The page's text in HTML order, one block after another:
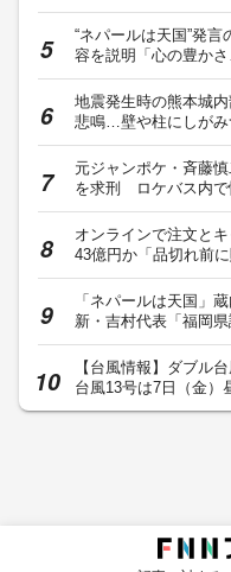
“ネパールは天国”発
容を説明「心の豊か
地震発生時の熊本城
悲鳴…壁や柱にしが
元ジャンポケ・斉藤
を求刑 ロケバス内
オンラインで注文と
43億円か「品切れ前
「ネパールは天国」
新・吉村代表「福岡
【台風情報】ダブル
台風13号は7日（金）